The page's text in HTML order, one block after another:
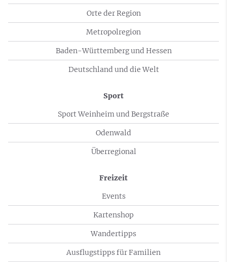
Orte der Region
Metropolregion
Baden-Württemberg und Hessen
Deutschland und die Welt
Sport
Sport Weinheim und Bergstraße
Odenwald
Überregional
Freizeit
Events
Kartenshop
Wandertipps
Ausflugstipps für Familien